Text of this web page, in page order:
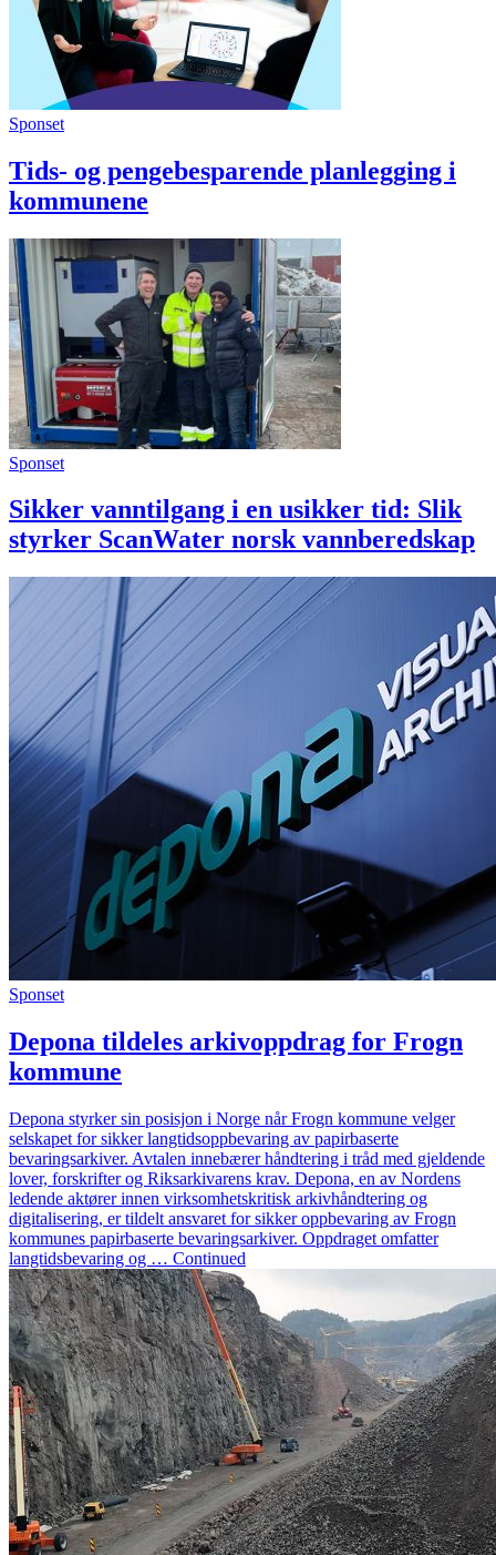
Sponset
Tids- og pengebesparende planlegging i
kommunene
Sponset
Sikker vanntilgang i en usikker tid: Slik
styrker ScanWater norsk vannberedskap
Sponset
Depona tildeles arkivoppdrag for Frogn
kommune
Depona styrker sin posisjon i Norge når Frogn kommune velger
selskapet for sikker langtidsoppbevaring av papirbaserte
bevaringsarkiver. Avtalen innebærer håndtering i tråd med gjeldende
lover, forskrifter og Riksarkivarens krav. Depona, en av Nordens
ledende aktører innen virksomhetskritisk arkivhåndtering og
digitalisering, er tildelt ansvaret for sikker oppbevaring av Frogn
kommunes papirbaserte bevaringsarkiver. Oppdraget omfatter
langtidsbevaring og … Continued